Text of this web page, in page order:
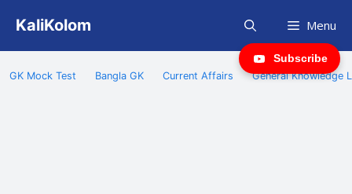
content
KaliKolom Menu
GK Mock Test Bangla GK Current Affairs General Knowledge
Subscribe